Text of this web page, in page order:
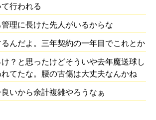
行われる
理に長けた先人がいるからな
んだよ。三年契約の一年目でこれとか
？と思ったけどそういや去年魔送球し
てたな。腰の古傷は大丈夫なんかね
いから余計複雑やろうなぁ